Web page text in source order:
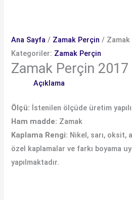
Ana Sayfa / Zamak Perçin / Zamak
Kategoriler: Zamak Perçin
Zamak Perçin 2017
Açıklama
Ölçü: İstenilen ölçüde üretim
Ham madde: Zamak
Kaplama Rengi: Nikel, sarı, oksit,
özel kaplamalar ve farkı boyama
yapılmaktadır.